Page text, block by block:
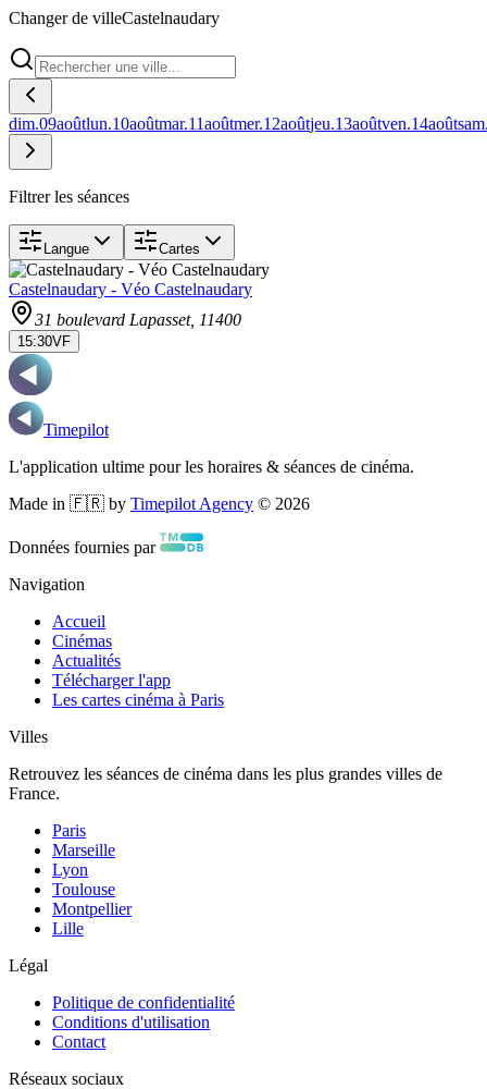
Changer de villeCastelnaudary
dim.09aoûtlun.10aoûtmar.11aoûtmer.12aoûtjeu.13aoûtven.14août
Filtrer les séances
Langue Cartes
Castelnaudary - Véo Castelnaudary
31 boulevard Lapasset, 11400
15:30VF
Timepilot
L'application ultime pour les horaires & séances de cinéma.
Made in 🇫🇷 by Timepilot Agency © 2026
Données fournies par
Navigation
Accueil
Cinémas
Actualités
Télécharger l'app
Les cartes cinéma à Paris
Villes
Retrouvez les séances de cinéma dans les plus grandes villes de
France.
Paris
Marseille
Lyon
Toulouse
Montpellier
Lille
Légal
Politique de confidentialité
Conditions d'utilisation
Contact
Réseaux sociaux